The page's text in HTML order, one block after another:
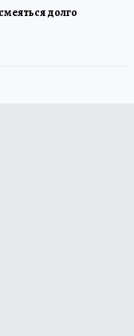
долго